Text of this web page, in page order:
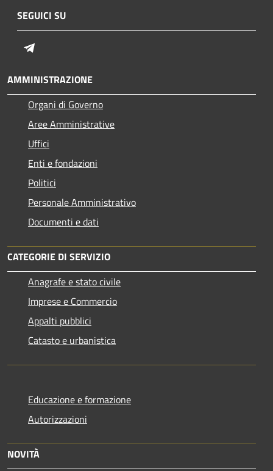
SEGUICI SU
AMMINISTRAZIONE
Organi di Governo
Aree Amministrative
Uffici
Enti e fondazioni
Politici
Personale Amministrativo
Documenti e dati
CATEGORIE DI SERVIZIO
Anagrafe e stato civile
Imprese e Commercio
Appalti pubblici
Catasto e urbanistica
Educazione e formazione
Autorizzazioni
NOVITÀ